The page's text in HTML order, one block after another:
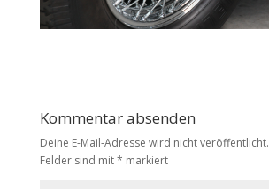
Kommentar absenden
Deine E-Mail-Adresse wird nicht veröffentlicht.
Felder sind mit* markiert